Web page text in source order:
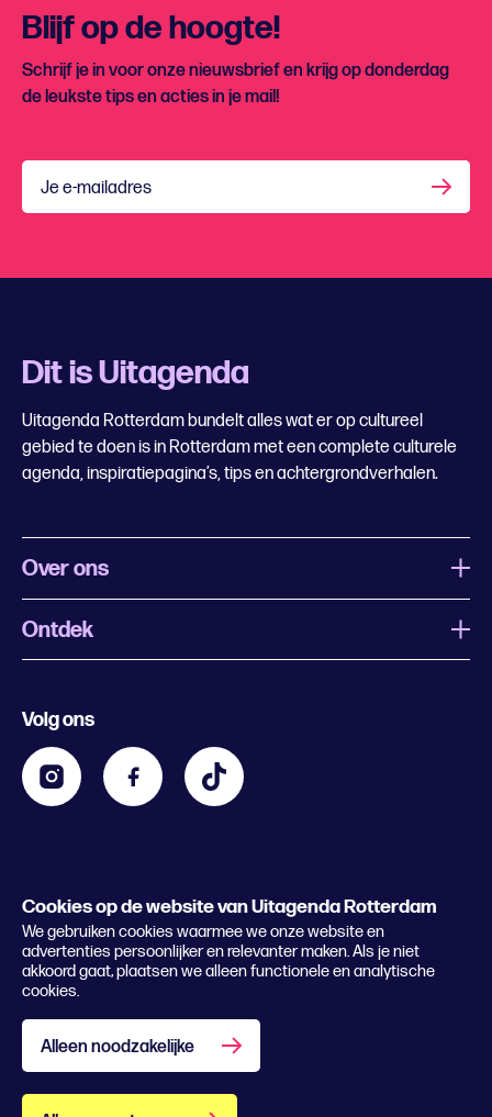
Cookies op de website van Uitagenda Rotterdam
We gebruiken cookies waarmee we onze website en
advertenties persoonlijker en relevanter maken. Als je niet
akkoord gaat, plaatsen we alleen functionele en analytische
cookies.
Alleen noodzakelijke
Blijf op de hoogte!
Schrijf je in voor onze nieuwsbrief en krijg op donderdag
de leukste tips en acties in je mail!
Je e-mailadres
Dit is Uitagenda
Uitagenda Rotterdam bundelt alles wat er op cultureel
gebied te doen is in Rotterdam met een complete culturele
agenda, inspiratiepagina’s, tips en achtergrondverhalen.
Over ons
Wat is Uitagenda Rotterdam
Contact
Zakelijk
Lees het magazine
Ontdek
Kids
Volg ons
© 2026 Rotterdam Festivals